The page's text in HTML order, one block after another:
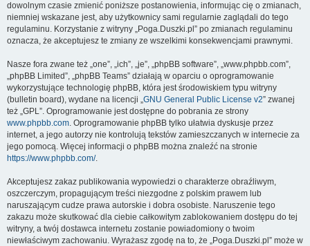
dowolnym czasie zmienić poniższe postanowienia, informując cię o zmianach,
niemniej wskazane jest, aby użytkownicy sami regularnie zaglądali do tego
regulaminu. Korzystanie z witryny „Poga.Duszki.pl” po zmianach regulaminu
oznacza, że akceptujesz te zmiany ze wszelkimi konsekwencjami prawnymi.
Nasze fora zwane też „one”, „ich”, „je”, „phpBB software”, „www.phpbb.com”,
„phpBB Limited”, „phpBB Teams” działają w oparciu o oprogramowanie
wykorzystujące technologię phpBB, która jest środowiskiem typu witryny
(bulletin board), wydane na licencji „GNU General Public License v2” zwanej
też „GPL”. Oprogramowanie jest dostępne do pobrania ze strony
www.phpbb.com. Oprogramowanie phpBB tylko ułatwia dyskusje przez
internet, a jego autorzy nie kontrolują tekstów zamieszczanych w internecie za
jego pomocą. Więcej informacji o phpBB można znaleźć na stronie
https://www.phpbb.com/.
Akceptujesz zakaz publikowania wypowiedzi o charakterze obraźliwym,
oszczerczym, propagującym treści niezgodne z polskim prawem lub
naruszającym cudze prawa autorskie i dobra osobiste. Naruszenie tego
zakazu może skutkować dla ciebie całkowitym zablokowaniem dostępu do tej
witryny, a twój dostawca internetu zostanie powiadomiony o twoim
niewłaściwym zachowaniu. Wyrażasz zgodę na to, że „Poga.Duszki.pl” może w